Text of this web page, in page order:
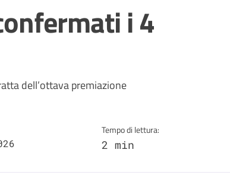
i 4
dell’ottava premiazione
Tempo di lettura:
2 min